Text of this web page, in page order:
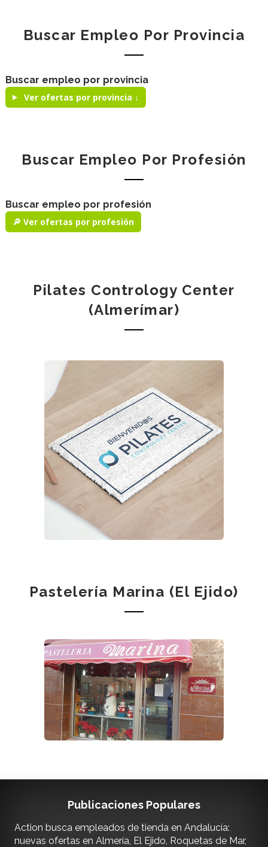
Buscar Empleo Por Provincia
Buscar empleo por provincia
Ver ofertas por provincia ↓
Buscar Empleo Por Profesión
Buscar empleo por profesión
🔎 Ver ofertas por profesión
Pilates Contrology Center
(Almerímar)
Pastelería Marina (El Ejido)
Publicaciones Populares
Action busca empleados de tienda en Andalucía:
nuevas ofertas en Almería, El Ejido, Roquetas de Mar,